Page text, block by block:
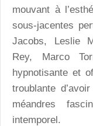
mouvant à
sous-jacentes
Jacobs, Leslie
Rey, Marco
hypnotisante et
troublante
méandres
intemporel.